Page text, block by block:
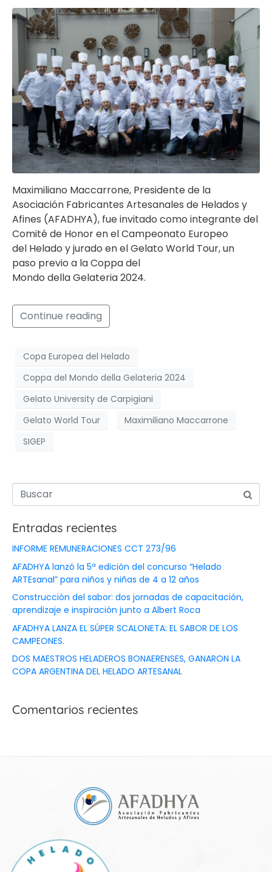
Maximiliano Maccarrone, Presidente de la
Asociación Fabricantes Artesanales de Helados y
Afines (AFADHYA), fue invitado como integrante del
Comité de Honor en el Campeonato Europeo
del Helado y jurado en el Gelato World Tour, un
paso previo a la Coppa del
Mondo della Gelateria 2024.
Continue reading
Copa Europea del Helado
Coppa del Mondo della Gelateria 2024
Gelato University de Carpigiani
Gelato World Tour
Maximiliano Maccarrone
SIGEP
Entradas recientes
INFORME REMUNERACIONES CCT 273/96
AFADHYA lanzó la 5ª edición del concurso “Helado
ARTEsanal” para niños y niñas de 4 a 12 años
Construcción del sabor: dos jornadas de capacitación,
aprendizaje e inspiración junto a Albert Roca
AFADHYA LANZA EL SÚPER SCALONETA: EL SABOR DE LOS
CAMPEONES.
DOS MAESTROS HELADEROS BONAERENSES, GANARON LA
COPA ARGENTINA DEL HELADO ARTESANAL
Comentarios recientes